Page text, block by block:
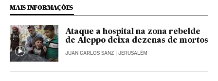
MAIS INFORMAÇÕES
Ataque a hospital na zona rebelde
de Aleppo deixa dezenas de mortos
JUAN CARLOS SANZ | JERUSALÉM